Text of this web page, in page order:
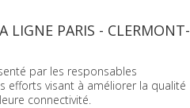
LIGNE PARIS - CLERMONT-
par les responsables
efforts visant à améliorer la qualité
connectivité.